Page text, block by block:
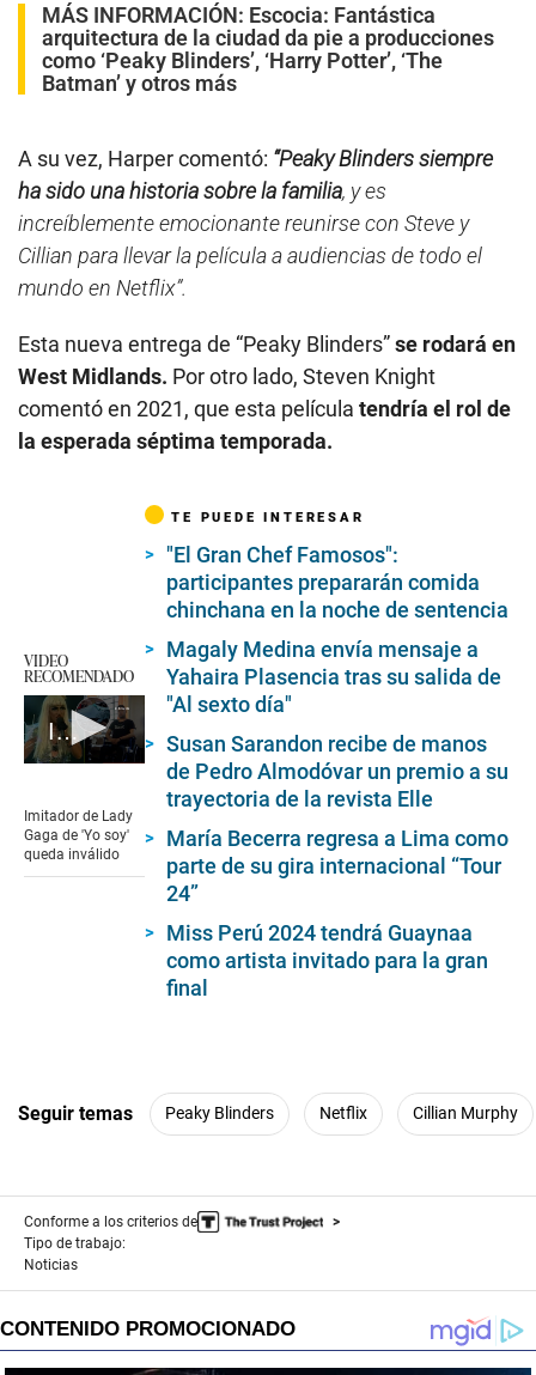
MÁS INFORMACIÓN: Escocia: Fantástica
arquitectura de la ciudad da pie a producciones
como ‘Peaky Blinders’, ‘Harry Potter’, ‘The
Batman’ y otros más
A su vez, Harper comentó: “Peaky Blinders siempre
ha sido una historia sobre la familia, y es
increíblemente emocionante reunirse con Steve y
Cillian para llevar la película a audiencias de todo el
mundo en Netflix”.
Esta nueva entrega de “Peaky Blinders”se rodará en
West Midlands. Por otro lado, Steven Knight
comentó en 2021, que esta película tendría el rol de
la esperada séptima temporada.
VIDEO
RECOMENDADO
Imitador de Lady Gaga con problemas de salud
of
6
minutes,
49
Imitador de Lady
Gaga de 'Yo soy'
queda inválido
TE PUEDE INTERESAR
"El Gran Chef Famosos":
participantes prepararán comida
chinchana en la noche de sentencia
Magaly Medina envía mensaje a
Yahaira Plasencia tras su salida de
"Al sexto día"
Susan Sarandon recibe de manos
de Pedro Almodóvar un premio a su
trayectoria de la revista Elle
María Becerra regresa a Lima como
parte de su gira internacional “Tour
24”
Miss Perú 2024 tendrá Guaynaa
como artista invitado para la gran
final
Seguir temas Peaky Blinders Netflix Cillian Murphy
Conforme a los criterios de
Tipo de trabajo:
Noticias